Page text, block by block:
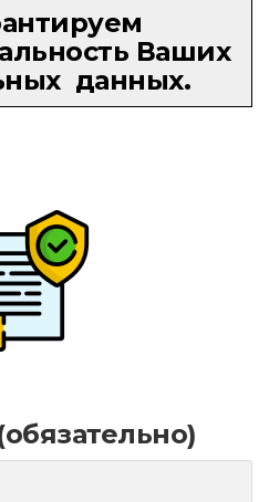
Ваших
данных.